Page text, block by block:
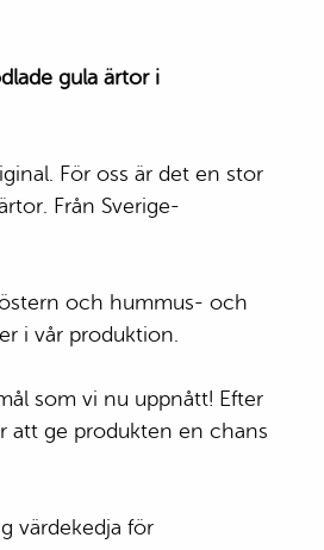
gula ärtor i
För oss är det en stor
Från Sverige-
och hummus- och
i vår produktion.
som vi nu uppnått! Efter
att ge produkten en chans
värdekedja för